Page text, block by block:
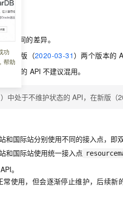
功
帮助
之间的差异。
、旧版（2020-03-31）两个版本的
版本的 API 不建议混用。
中处于不维护状态的 API，在新版（
和国际站分别使用不同的接入点，即
和国际站使用统一接入点
。
常使用，但会逐渐停止维护，后续